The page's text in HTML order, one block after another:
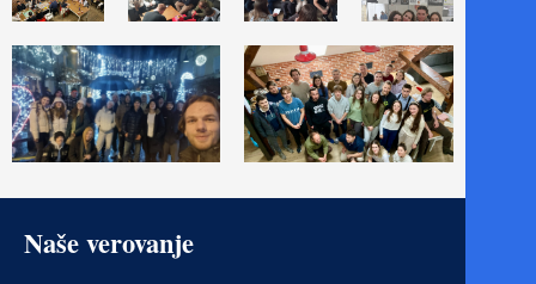
Naše verovanje